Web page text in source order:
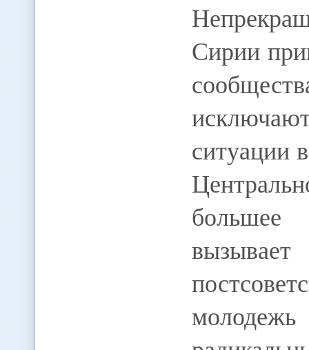
Сирии
ситуации
большее